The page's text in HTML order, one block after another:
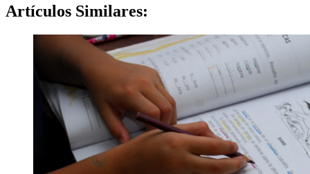
Artículos Similares: